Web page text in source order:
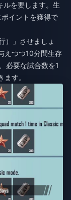
ルを要します。生
イントを獲得で
）」させましょ
えつつ10分間生存
必要な試合数を1
す。